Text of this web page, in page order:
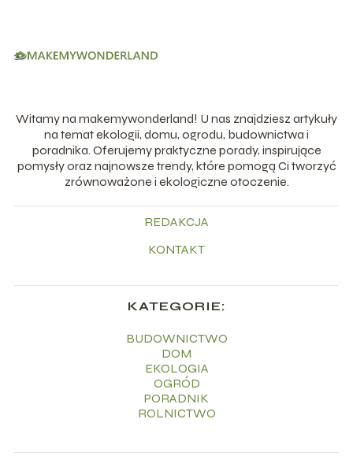
Witamy na makemywonderland! U nas znajdziesz artykuły
na temat ekologii, domu, ogrodu, budownictwa i
poradnika. Oferujemy praktyczne porady, inspirujące
pomysły oraz najnowsze trendy, które pomogą Ci tworzyć
zrównoważone i ekologiczne otoczenie.
REDAKCJA
KONTAKT
KATEGORIE:
BUDOWNICTWO
DOM
EKOLOGIA
OGRÓD
PORADNIK
ROLNICTWO